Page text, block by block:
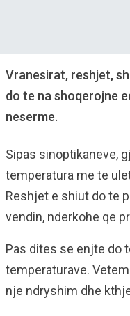
Vranesirat, reshjet,
do te na shoqerojne
neserme.
Sipas sinoptikaneve,
temperatura me te
Reshjet e shiut do te
vendin, nderkohe qe
Pas dites se enjte do
temperaturave.
nje ndryshim dhe